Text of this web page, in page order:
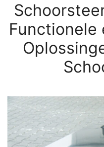
Functionele